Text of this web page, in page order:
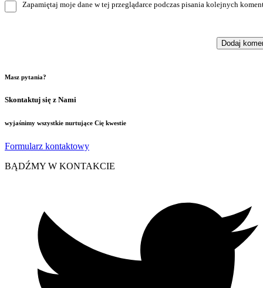
Zapamiętaj moje dane w tej przeglądarce podczas pisania kolejnych
Masz pytania?
Skontaktuj się z Nami
wyjaśnimy wszystkie nurtujące Cię kwestie
Formularz kontaktowy
BĄDŹMY W KONTAKCIE